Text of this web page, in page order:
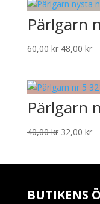
var:
40,00 kr.
Pärlgarn
60,00kr Det
var:
60,00 kr.
48,00 krDet
Pärlgarn
40,00kr Det
32,00 krDet
BUTIKENS